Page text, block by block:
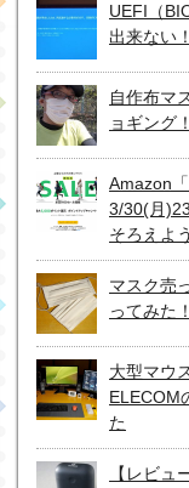
UEFI（
出来ない
自作布マ
ョギング
Amazon
3/30(月
そろえよ
マスク売
ってみた！
大型マウ
ELECOM
た
【レビュ